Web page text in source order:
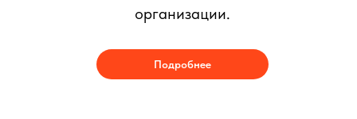
организации.
Подробнее